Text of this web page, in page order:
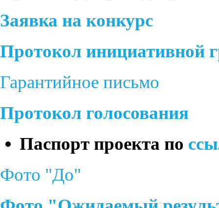
Заявка на конкурс
Протокол инициативной
Гарантийное письмо
Протокол голосования
Паспорт проекта по
Фото "До"